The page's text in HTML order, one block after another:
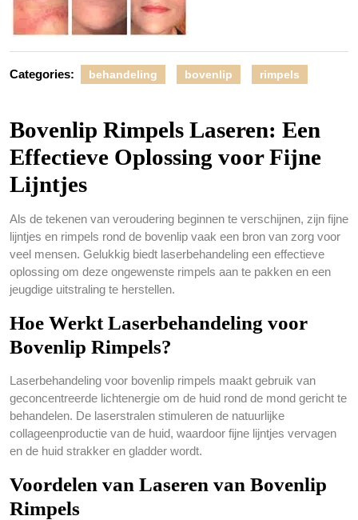
Categories: behandeling bovenlip rimpels
Bovenlip Rimpels Laseren: Een
Effectieve Oplossing voor Fijne
Lijntjes
Als de tekenen van veroudering beginnen te verschijnen, zijn fijne
lijntjes en rimpels rond de bovenlip vaak een bron van zorg voor
veel mensen. Gelukkig biedt laserbehandeling een effectieve
oplossing om deze ongewenste rimpels aan te pakken en een
jeugdige uitstraling te herstellen.
Hoe Werkt Laserbehandeling voor
Bovenlip Rimpels?
Laserbehandeling voor bovenlip rimpels maakt gebruik van
geconcentreerde lichtenergie om de huid rond de mond gericht te
behandelen. De laserstralen stimuleren de natuurlijke
collageenproductie van de huid, waardoor fijne lijntjes vervagen
en de huid strakker en gladder wordt.
Voordelen van Laseren van Bovenlip
Rimpels